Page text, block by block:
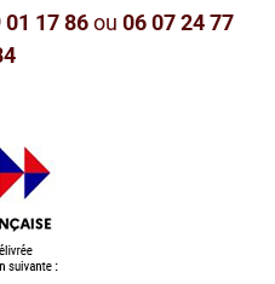
01 17 86ou 06 07 24 77